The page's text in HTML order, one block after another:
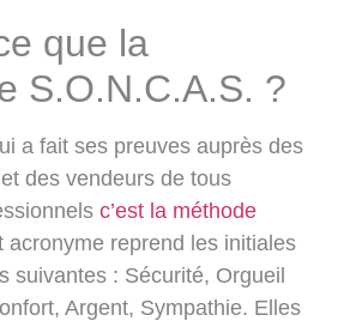
que la
S.O.N.C.A.S. ?
a fait ses preuves auprès des
des vendeurs de tous
c’est la méthode
acronyme reprend les initiales
suivantes : Sécurité, Orgueil
Argent, Sympathie. Elles